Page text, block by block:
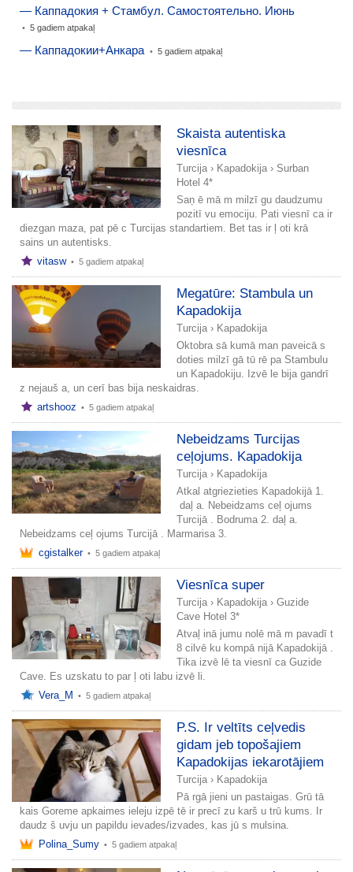
— Каппадокия + Стамбул. Самостоятельно. Июнь
• 5 gadiem atpakaļ
— Каппадокии+Анкара • 5 gadiem atpakaļ
Skaista autentiska
viesnīca
Turcija › Kapadokija › Surban
Hotel 4*
Saņ ē mā m milzī gu daudzumu
pozitī vu emociju. Pati viesnī ca ir
diezgan maza, pat pē c Turcijas standartiem. Bet tas ir ļ oti krā
sains un autentisks.
vitasw • 5 gadiem atpakaļ
Megatūre: Stambula un
Kapadokija
Turcija › Kapadokija
Oktobra sā kumā man paveicā s
doties milzī gā tū rē pa Stambulu
un Kapadokiju. Izvē le bija gandrī
z nejauš a, un cerī bas bija neskaidras.
artshooz • 5 gadiem atpakaļ
Nebeidzams Turcijas
ceļojums. Kapadokija
Turcija › Kapadokija
Atkal atgriezieties Kapadokijā 1.
daļ a. Nebeidzams ceļ ojums
Turcijā . Bodruma 2. daļ a.
Nebeidzams ceļ ojums Turcijā . Marmarisa 3.
cgistalker • 5 gadiem atpakaļ
Viesnīca super
Turcija › Kapadokija › Guzide
Cave Hotel 3*
Atvaļ inā jumu nolē mā m pavadī t
8 cilvē ku kompā nijā Kapadokijā .
Tika izvē lē ta viesnī ca Guzide
Cave. Es uzskatu to par ļ oti labu izvē li.
Vera_M
• 5 gadiem atpakaļ
P.S. Ir veltīts ceļvedis
gidam jeb topošajiem
Kapadokijas iekarotājiem
Turcija › Kapadokija
Pā rgā jieni un pastaigas. Grū tā
kais Goreme apkaimes ieleju izpē tē ir precī zu karš u trū kums. Ir
daudz š uvju un papildu ievades/izvades, kas jū s mulsina.
Polina_Sumy • 5 gadiem atpakaļ